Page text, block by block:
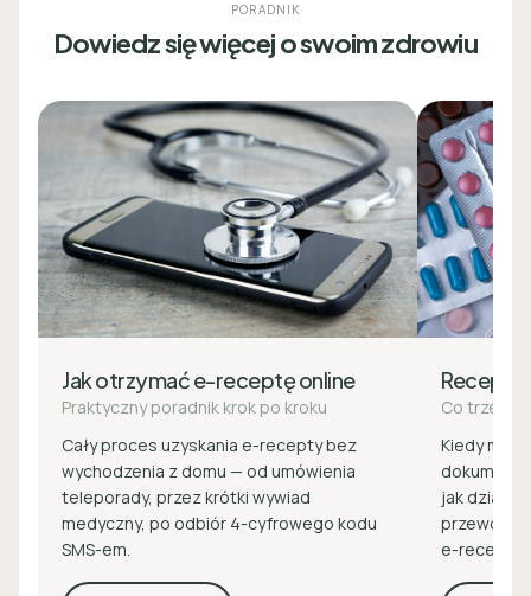
PORADNIK
Dowiedz się więcej o swoim zdrowiu
Jak otrzymać e-receptę online
Praktyczny poradnik krok po kroku
Cały proces uzyskania e-recepty bez
wychodzenia z domu — od umówienia
teleporady, przez krótki wywiad
medyczny, po odbiór 4-cyfrowego kodu
SMS-em.
Recepta
Co trzeba
Kiedy
jak działa
e-